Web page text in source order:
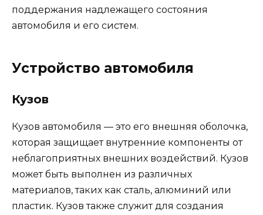
поддержания надлежащего состояния
автомобиля и его систем.
Устройство автомобиля
Кузов
Кузов автомобиля — это его внешняя оболочка,
которая защищает внутренние компоненты от
неблагоприятных внешних воздействий. Кузов
может быть выполнен из различных
материалов, таких как сталь, алюминий или
пластик. Кузов также служит для создания